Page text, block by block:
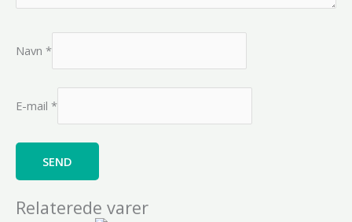
Navn *
E-mail *
Relaterede varer